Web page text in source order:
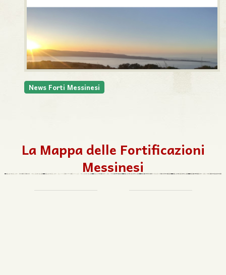
News Forti Messinesi
La Mappa delle Fortificazioni
Messinesi